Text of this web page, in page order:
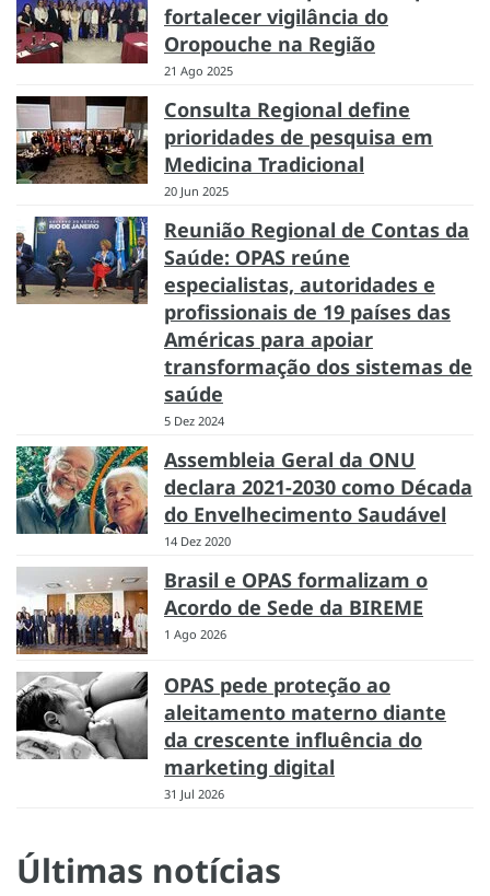
fortalecer vigilância do
Oropouche na Região
21 Ago 2025
Consulta Regional define
prioridades de pesquisa em
Medicina Tradicional
20 Jun 2025
Reunião Regional de Contas da
Saúde: OPAS reúne
especialistas, autoridades e
profissionais de 19 países das
Américas para apoiar
transformação dos sistemas de
saúde
5 Dez 2024
Assembleia Geral da ONU
declara 2021-2030 como Década
do Envelhecimento Saudável
14 Dez 2020
Brasil e OPAS formalizam o
Acordo de Sede da BIREME
1 Ago 2026
OPAS pede proteção ao
aleitamento materno diante
da crescente influência do
marketing digital
31 Jul 2026
Últimas notícias